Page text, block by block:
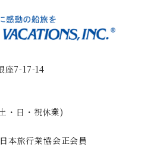
座7-17-14
・日・祝休業)
本旅行業協会正会員